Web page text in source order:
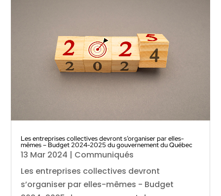
Les entreprises collectives devront s’organiser par elles-
mêmes – Budget 2024-2025 du gouvernement du Québec
13 Mar 2024 | Communiqués
Les entreprises collectives devront
s’organiser par elles-mêmes - Budget